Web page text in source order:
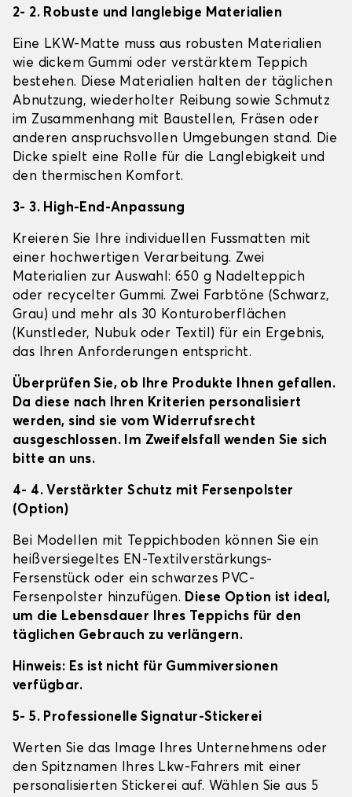
2- 2. Robuste und langlebige Materialien
Eine LKW-Matte muss aus robusten Materialien
wie dickem Gummi oder verstärktem Teppich
bestehen. Diese Materialien halten der täglichen
Abnutzung, wiederholter Reibung sowie Schmutz
im Zusammenhang mit Baustellen, Fräsen oder
anderen anspruchsvollen Umgebungen stand. Die
Dicke spielt eine Rolle für die Langlebigkeit und
den thermischen Komfort.
3- 3. High-End-Anpassung
Kreieren Sie Ihre individuellen Fussmatten mit
einer hochwertigen Verarbeitung. Zwei
Materialien zur Auswahl: 650 g Nadelteppich
oder recycelter Gummi. Zwei Farbtöne (Schwarz,
Grau) und mehr als 30 Konturoberflächen
(Kunstleder, Nubuk oder Textil) für ein Ergebnis,
das Ihren Anforderungen entspricht.
Überprüfen Sie, ob Ihre Produkte Ihnen gefallen.
Da diese nach Ihren Kriterien personalisiert
werden, sind sie vom Widerrufsrecht
ausgeschlossen. Im Zweifelsfall wenden Sie sich
bitte an uns.
4- 4. Verstärkter Schutz mit Fersenpolster
(Option)
Bei Modellen mit Teppichboden können Sie ein
heißversiegeltes EN-Textilverstärkungs-
Fersenstück oder ein schwarzes PVC-
Fersenpolster hinzufügen. Diese Option ist ideal,
um die Lebensdauer Ihres Teppichs für den
täglichen Gebrauch zu verlängern.
Hinweis: Es ist nicht für Gummiversionen
verfügbar.
5- 5. Professionelle Signatur-Stickerei
Werten Sie das Image Ihres Unternehmens oder
den Spitznamen Ihres Lkw-Fahrers mit einer
personalisierten Stickerei auf. Wählen Sie aus 5